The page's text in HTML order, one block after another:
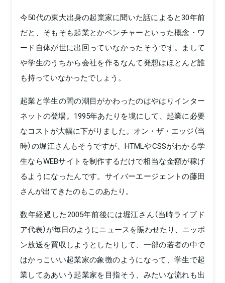
今50代の東大出身の起業家に聞いた話によると30年前
だと、そもそも起業とかベンチャーといった概念・ワ
ード自体が世に出回っていなかったそうです。まして
や学生のうちから会社を作るなんて発想はほとんど誰
も持っていなかったでしょう。
起業と学生の間の潮目がかわったのはやはりインター
ネットの登場。1995年あたりを境にして、起業に必要
なコストが大幅に下がりました。オン・ザ・エッジ（当
時）の堀江さんもそうですが、HTMLやCSSがわかる学
生ならWEBサイトを制作するだけで相当な金額が稼げ
るようになったんです。サイバーエージェントの藤田
さんが出てきたのもこのあたり。
数年経過した2005年前後には堀江さん（当時ライブド
ア代表）が毎日のようにニュースを賑わせたり、ニッポ
ン放送を買収しようとしたりして、一部の若者の中で
はかっこいい起業家の象徴のようになって、学生で起
業してああいう起業家を目指そう、みたいな流れも出